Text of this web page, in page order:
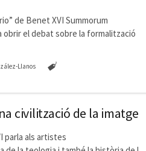
de Benet XVI Summorum
el debat sobre la formalització
Llanos
civilització de la imatge
parla als artistes